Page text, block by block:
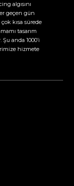
algısını
geçen gün
kısa sürede
tasarım
anda 1000’i
hizmete